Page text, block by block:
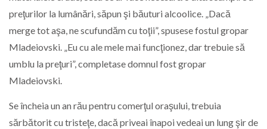
preţurilor la lumânări, săpun şi băuturi alcoolice. „Dacă
merge tot aşa, ne scufundăm cu toţii”, spusese fostul gropar
Mladeiovski. „Eu cu ale mele mai funcţionez, dar trebuie să
umblu la preţuri”, completase domnul fost gropar
Mladeiovski.
Se încheia un an rău pentru comerţul oraşului, trebuia
sărbătorit cu tristeţe, dacă priveai înapoi vedeai un lung şir de